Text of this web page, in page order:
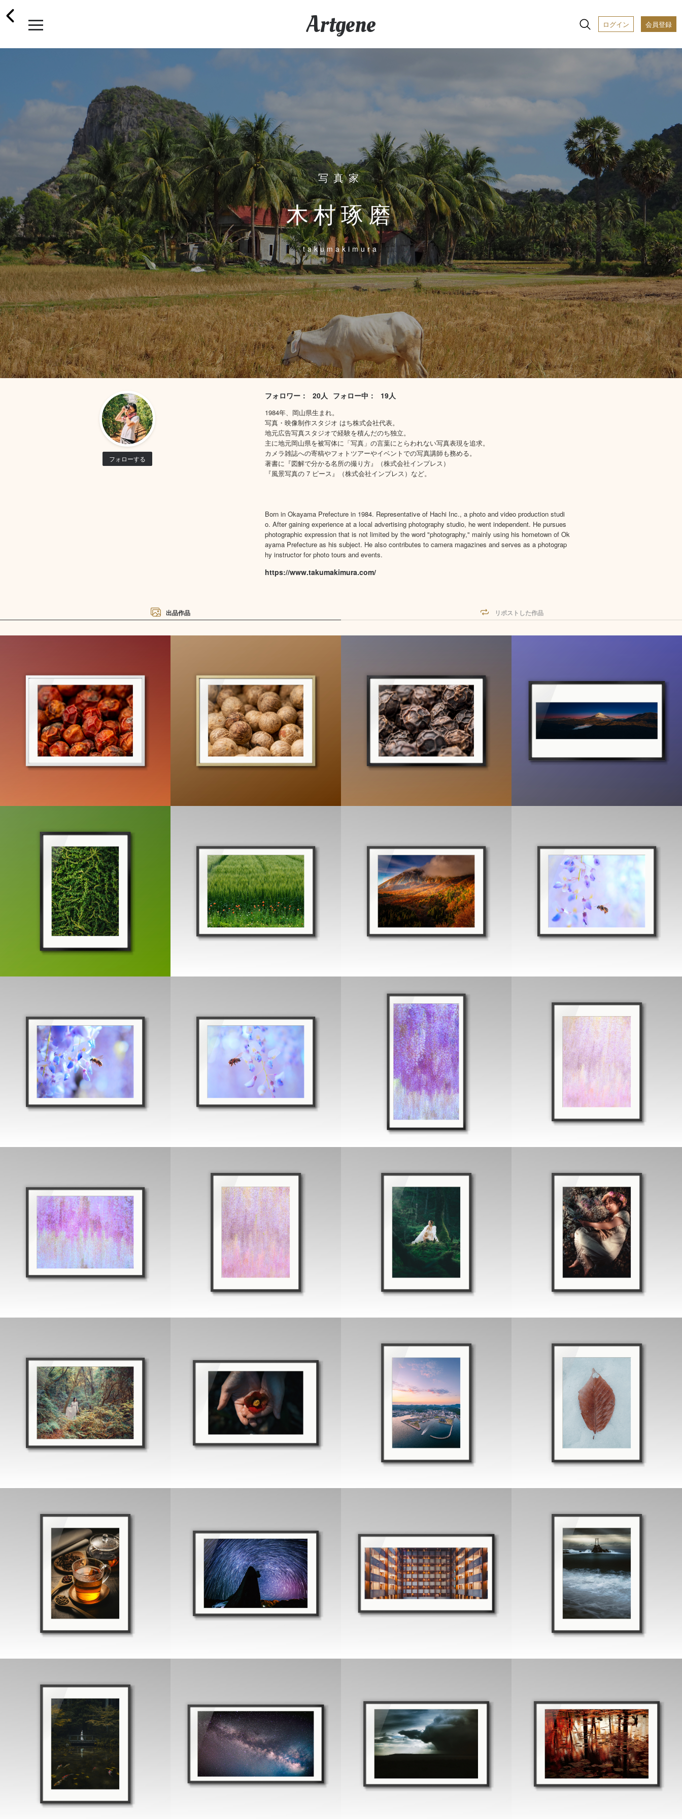
Artgene ログイン 会員登録
写真家
木村琢磨
takumakimura
フォローする
フォロワー： 20人 フォロー中： 19人
1984年、岡山県生まれ。
写真・映像制作スタジオ はち株式会社代表。
地元広告写真スタジオで経験を積んだのち独立。
主に地元岡山県を被写体に「写真」の言葉にとらわれない写真表現を追求。
カメラ雑誌への寄稿やフォトツアーやイベントでの写真講師も務める。
著書に『図解で分かる名所の撮り⽅』（株式会社インプレス）
『⾵景写真の 7 ピース』（株式会社インプレス）など。
Born in Okayama Prefecture in 1984. Representative of Hachi Inc., a photo and video production studi
o. After gaining experience at a local advertising photography studio, he went independent. He pursues
photographic expression that is not limited by the word "photography," mainly using his hometown of Ok
ayama Prefecture as his subject. He also contributes to camera magazines and serves as a photograp
hy instructor for photo tours and events.
https://www.takumakimura.com/
出品作品 リポストした作品